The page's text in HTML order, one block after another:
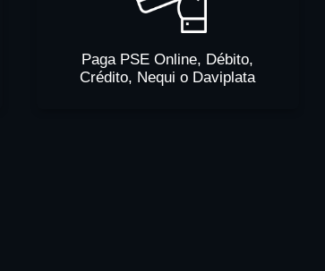
Paga PSE Online, Débito,
Crédito, Nequi o Daviplata